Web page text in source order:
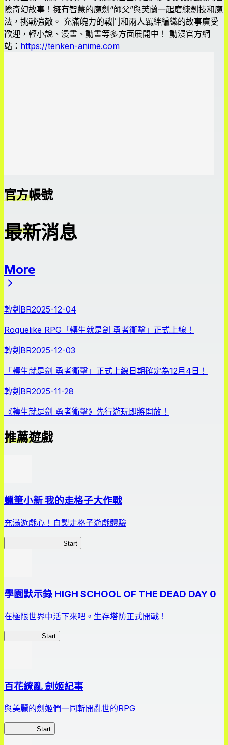
險奇幻故事！擁有智慧的魔劍“師父”與芙蘭一起磨練劍技和魔
法，挑戰強敵。 充滿魄力的戰鬥和兩人羈絆編織的故事廣受
歡迎，輕小說、漫畫、動畫等多方面展開中！ 動漫官方網
站： https://tenken-anime.com
官方帳號
最新消息
More
轉剣BR2025-12-04
Roguelike RPG「轉生就是劍 勇者衝擊」正式上線！
轉剣BR2025-12-03
「轉生就是劍 勇者衝擊」正式上線日期確定為12月4日！
轉剣BR2025-11-28
《轉生就是劍 勇者衝擊》先行遊玩即將開放！
推薦遊戲
蠟筆小新 我的走格子大作戰
充滿遊戲心！自製走格子遊戲體驗
Start
學園默示錄 HIGH SCHOOL OF THE DEAD DAY 0
在極限世界中活下來吧。生存塔防正式開戰！
Start
百花繚亂 劍姬紀事
與美麗的劍姬們一同斬開亂世的RPG
Start